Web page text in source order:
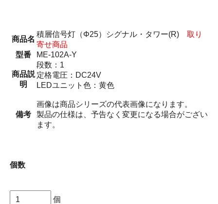
商品名
積層信号灯（Φ25）シグナル・タワー(R) 取り
寄せ商品
型番
ME-102A-Y
商品説
明
段数：1
定格電圧：DC24V
LEDユニット色：黄色
備考
画像は商品シリーズの代表画像になります。
製品の仕様は、予告なく変更になる場合がござい
ます。
個数
個